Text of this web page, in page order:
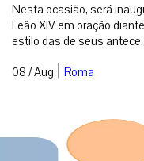
Nesta ocasião, será
Leão XIV em oração
estilo das de seus
08 / Aug | Roma